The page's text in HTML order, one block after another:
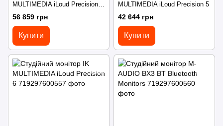
MULTIMEDIA iLoud Precision
MTM
56 859 грн
Купити
MULTIMEDIA iLoud Precision 5
42 644 грн
Купити